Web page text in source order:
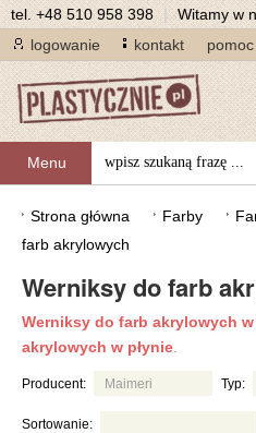
tel.+48 510 958 398 | Witamy w
logowanie
kontakt pomoc
Menu
Strona główna Farby
farb akrylowych
Werniksy do farb
Werniksy do farb akrylowych
akrylowych w płynie
Producent: Maimeri Typ:
Sortowanie: